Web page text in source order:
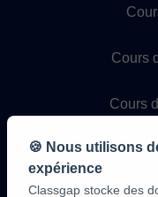
Cours
Cours
🍪 Nous utilisons
expérience
Classgap stocke des